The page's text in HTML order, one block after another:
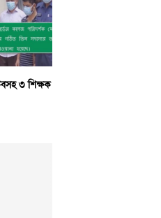
৩ শিক্ষক